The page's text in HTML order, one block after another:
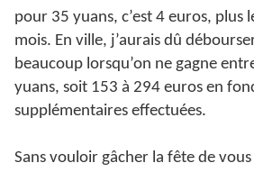
pour 35 yuans, c’est 4 euros, plus
mois. En ville, j’aurais dû
beaucoup lorsqu’on ne gagne
yuans, soit 153 à 294 euros en
supplémentaires effectuées.
Sans vouloir gâcher la fête de